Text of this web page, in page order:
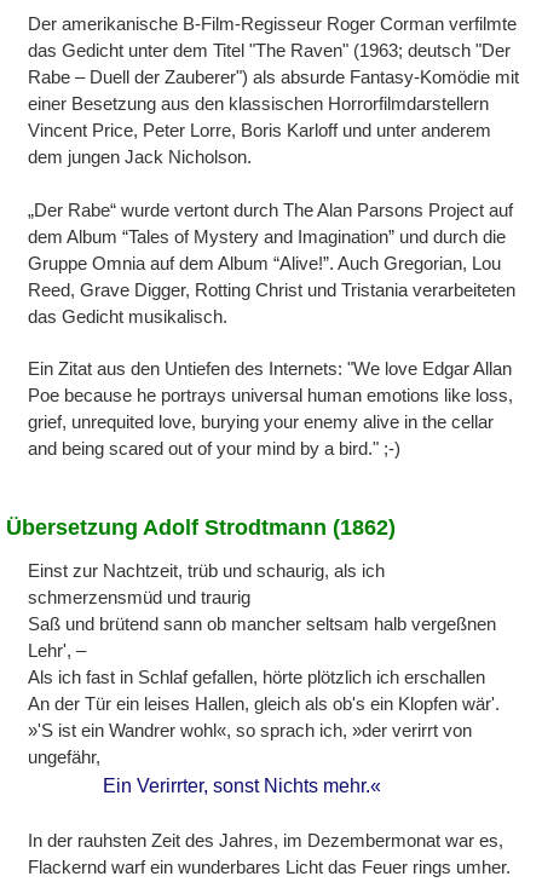
Der amerikanische B-Film-Regisseur Roger Corman verfilmte
das Gedicht unter dem Titel "The Raven" (1963; deutsch "Der
Rabe – Duell der Zauberer") als absurde Fantasy-Komödie mit
einer Besetzung aus den klassischen Horrorfilmdarstellern
Vincent Price, Peter Lorre, Boris Karloff und unter anderem
dem jungen Jack Nicholson.
„Der Rabe“ wurde vertont durch The Alan Parsons Project auf
dem Album “Tales of Mystery and Imagination” und durch die
Gruppe Omnia auf dem Album “Alive!”. Auch Gregorian, Lou
Reed, Grave Digger, Rotting Christ und Tristania verarbeiteten
das Gedicht musikalisch.
Ein Zitat aus den Untiefen des Internets: "We love Edgar Allan
Poe because he portrays universal human emotions like loss,
grief, unrequited love, burying your enemy alive in the cellar
and being scared out of your mind by a bird." ;-)
Übersetzung Adolf Strodtmann (1862)
Einst zur Nachtzeit, trüb und schaurig, als ich
schmerzensmüd und traurig
Saß und brütend sann ob mancher seltsam halb vergeßnen
Lehr', –
Als ich fast in Schlaf gefallen, hörte plötzlich ich erschallen
An der Tür ein leises Hallen, gleich als ob's ein Klopfen wär'.
»'S ist ein Wandrer wohl«, so sprach ich, »der verirrt von
ungefähr,
Ein Verirrter, sonst Nichts mehr.«
In der rauhsten Zeit des Jahres, im Dezembermonat war es,
Flackernd warf ein wunderbares Licht das Feuer rings umher.